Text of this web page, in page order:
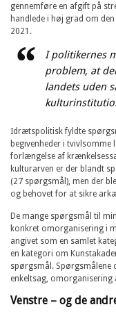
gennemføre en afgift på
handlede i høj grad om
2021.
I politikernes
problem, at
landets uden
Idrætspolitisk fyldte
begivenheder i tvivlsomme
forlængelse af
kulturarven er der blandt
(27 spørgsmål), men der
og behovet for at sikre
De mange spørgsmål til
konkret omorganisering i
angivet som en samlet
en kategori om
spørgsmål. Spørgsmålene
enkeltsag, omorganisering
Venstre – og de